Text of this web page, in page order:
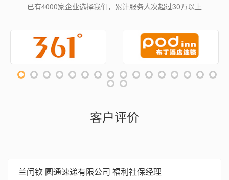
已有4000家企业选择我们，累计服务人次超过30万以上
客户评价
兰闰钦 圆通速递有限公司 福利社保经理